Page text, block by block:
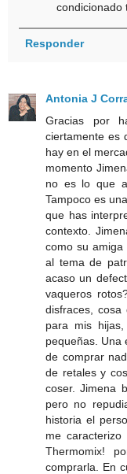
condicionado
Responder
Antonia J
Gracias por
ciertamente es
hay en el
momento
no es lo que
Tampoco es
que has
contexto.
como su
al tema de
acaso un
vaqueros
disfraces,
para mis
pequeñas. Una
de comprar
de retales y
coser. Jimena
pero no
historia el
me
Thermomix!
comprarla. En